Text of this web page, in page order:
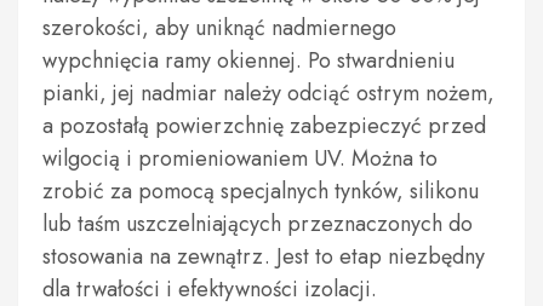
szerokości, aby uniknąć nadmiernego
wypchnięcia ramy okiennej. Po stwardnieniu
pianki, jej nadmiar należy odciąć ostrym nożem,
a pozostałą powierzchnię zabezpieczyć przed
wilgocią i promieniowaniem UV. Można to
zrobić za pomocą specjalnych tynków, silikonu
lub taśm uszczelniających przeznaczonych do
stosowania na zewnątrz. Jest to etap niezbędny
dla trwałości i efektywności izolacji.